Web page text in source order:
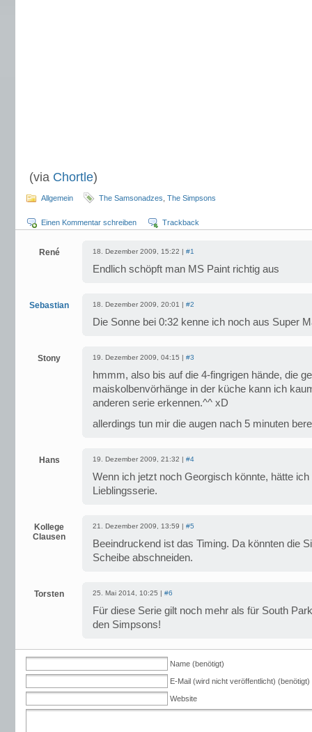
(via Chortle)
Allgemein The Samsonadzes The Simpsons
Einen Kommentar schreiben Trackback
René 18. Dezember 2009, 15:22 | #1
Endlich schöpft man MS Paint richtig aus
Sebastian 18. Dezember 2009, 20:01 | #2
Die Sonne bei 0:32 kenne ich noch aus Super
Stony 19. Dezember 2009, 04:15 | #3
hmmm, also bis auf die 4-fingrigen hände, die
maiskolbenvörhänge in der küche kann ich
anderen serie erkennen.^^ xD
allerdings tun mir die augen nach 5 minuten
Hans 19. Dezember 2009, 21:32 | #4
Wenn ich jetzt noch Georgisch könnte, hätte ich
Lieblingsserie.
Kollege
Clausen
21. Dezember 2009, 13:59 | #5
Beeindruckend ist das Timing. Da könnten die
Scheibe abschneiden.
Torsten 25. Mai 2014, 10:25 | #6
Für diese Serie gilt noch mehr als für South
den Simpsons!
Name (benötigt)
E-Mail (wird nicht veröffentlicht) (benötigt)
Website